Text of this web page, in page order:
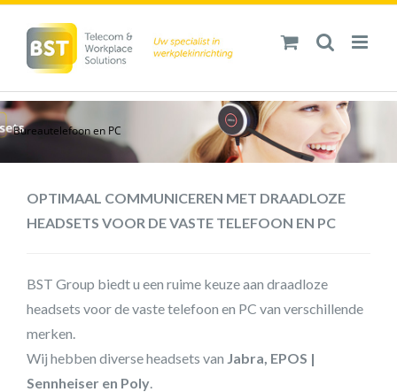
inhoud
Bureautelefoon en PC
OPTIMAAL COMMUNICEREN MET DRAADLOZE
HEADSETS VOOR DE VASTE TELEFOON EN PC
BST Group biedt u een ruime keuze aan draadloze
headsets voor de vaste telefoon en PC van verschillende
merken.
Wij hebben diverse headsets van Jabra, EPOS |
Sennheiser en Poly